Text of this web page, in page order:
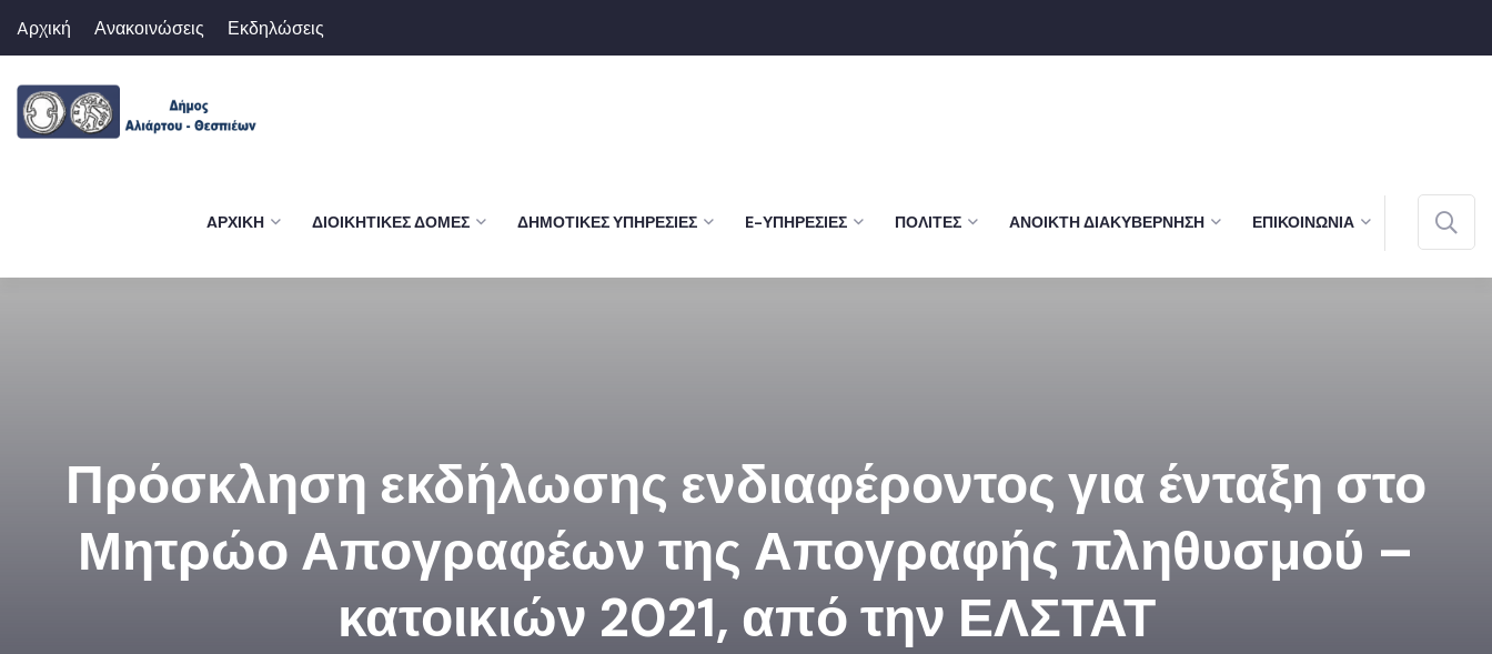
Aρχική Ανακοινώσεις Εκδηλώσεις
AΡΧΙΚΉ ΔΙΟΙΚΗΤΙΚΈΣ ΔΟΜΈΣ ΔΗΜΟΤΙΚΈΣ ΥΠΗΡΕΣΊΕΣ E-ΥΠΗΡΕΣΊΕΣ ΠΟΛΊΤΕΣ ΑΝΟΙΚΤΉ ΔΙΑΚΥΒΈΡΝΗΣΗ ΕΠΙΚΟΙΝΩΝΊΑ
Πρόσκληση εκδήλωσης ενδιαφέροντος για ένταξη στο
Μητρώο Απογραφέων της Απογραφής πληθυσμού –
κατοικιών 2021, από την ΕΛΣΤΑΤ